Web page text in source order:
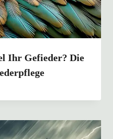
Ihr Gefieder? Die